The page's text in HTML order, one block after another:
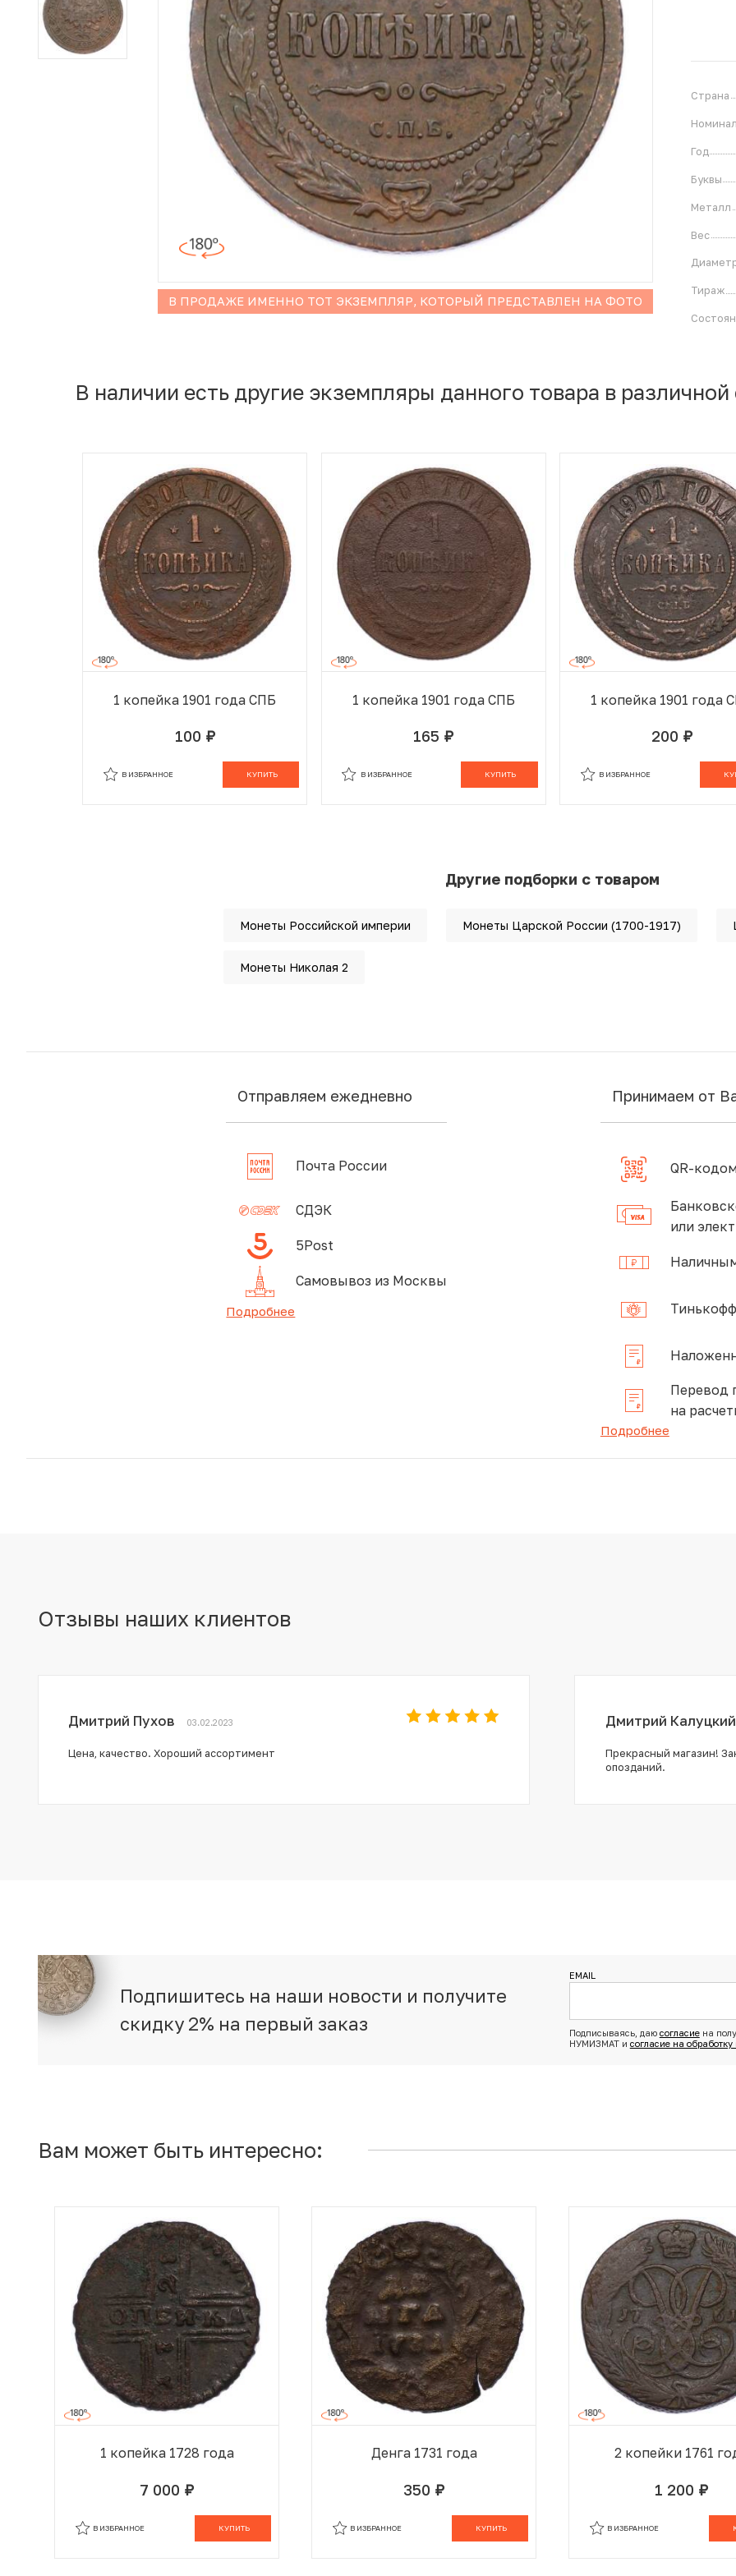
Иностранные монеты
Неофициальные выпуски монет (Unusual)
Античные и средневековые монеты
В ПРОДАЖЕ ИМЕННО ТОТ ЭКЗЕМПЛЯР, КОТОРЫЙ ПРЕДСТАВЛЕН НА ФОТО
Страна
Номинал
Год
Буквы
Металл
Вес
Тираж
В наличии есть другие экземпляры данного товара в различной
1 копейка 1901 года СПБ
100 руб.
КУПИТЬ
В ИЗБРАННОЕ
1 копейка 1901 года СПБ
165 руб.
КУПИТЬ
В ИЗБРАННОЕ
1 копейка 1901 года
200 руб.
В ИЗБРАННОЕ
Другие подборки с товаром
Монеты Российской империи Монеты Царской России (1700-1917)
Монеты Николая 2
Отправляем ежедневно
Почта России
СДЭК
5Post
Самовывоз из Москвы
Подробнее
Принимаем от
QR-
или
Перевод
на
Подробнее
Отзывы наших клиентов
Дмитрий Пухов 03.02.2023
Цена, качество. Хороший ассортимент
Дмитрий Калуцкий
Прекрасный магазин!
опозданий.
Подпишитесь на наши новости и получите
скидку 2% на первый заказ
EMAIL
Подписываясь, даю согласиена
НУМИЗМАТ и согласие на
Вам может быть интересно:
1 копейка 1728 года
7 000 руб.
КУПИТЬ
В ИЗБРАННОЕ
Денга 1731 года
350 руб.
КУПИТЬ
В ИЗБРАННОЕ
2 копейки 1761
1 200 руб.
В ИЗБРАННОЕ